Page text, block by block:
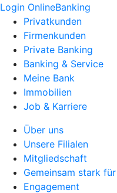
Login OnlineBanking
Privatkunden
Firmenkunden
Private Banking
Banking & Service
Meine Bank
Immobilien
Job & Karriere
Über uns
Unsere Filialen
Mitgliedschaft
Gemeinsam stark
Engagement